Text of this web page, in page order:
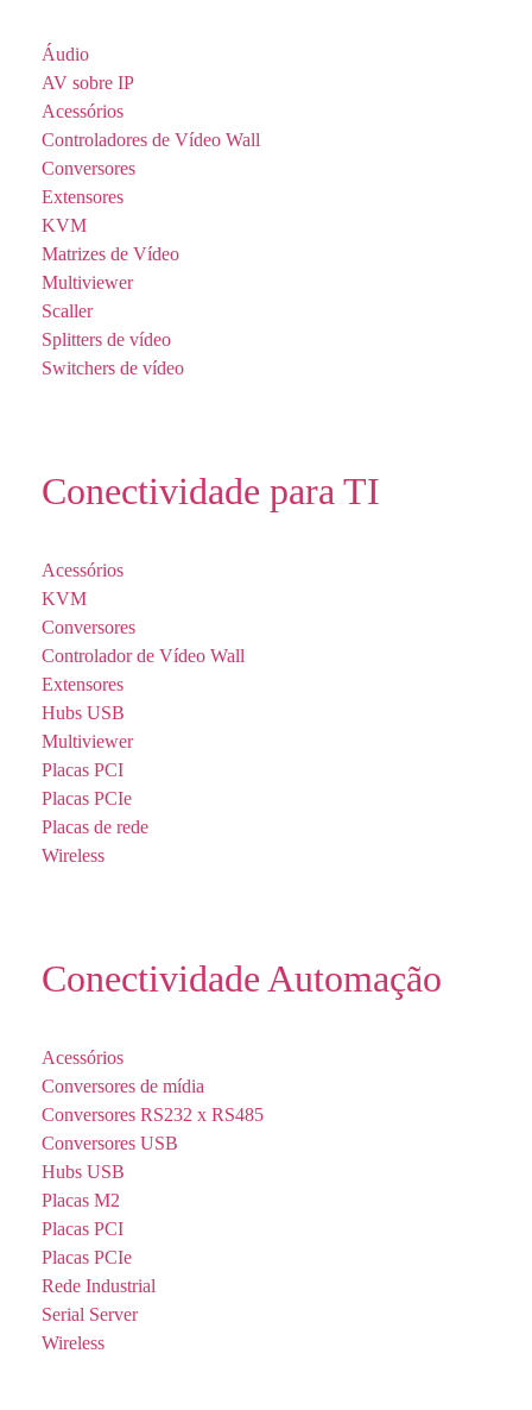
Áudio
AV sobre IP
Acessórios
Controladores de Vídeo Wall
Conversores
Extensores
KVM
Matrizes de Vídeo
Multiviewer
Scaller
Splitters de vídeo
Switchers de vídeo
Conectividade para TI
Acessórios
KVM
Conversores
Controlador de Vídeo Wall
Extensores
Hubs USB
Multiviewer
Placas PCI
Placas PCIe
Placas de rede
Wireless
Conectividade Automação
Acessórios
Conversores de mídia
Conversores RS232 x RS485
Conversores USB
Hubs USB
Placas M2
Placas PCI
Placas PCIe
Rede Industrial
Serial Server
Wireless